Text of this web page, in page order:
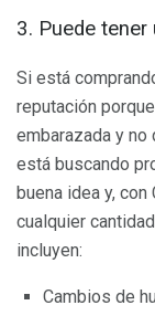
3. Puede
Si está
reputación
embarazada y no
está buscando
buena idea y,
cualquier
incluyen:
Cambios de